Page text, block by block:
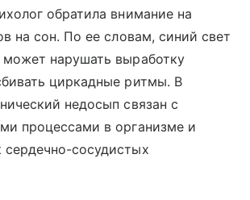
обратила внимание на
на сон. По ее словам, синий свет
нарушать выработку
циркадные ритмы. В
недосып связан с
процессами в организме и
сосудистых